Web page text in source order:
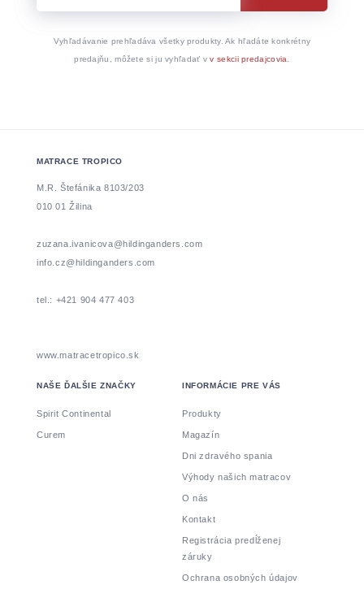
Vyhľadávanie prehľadáva všetky produkty. Ak hľadáte konkrétny
predajňu, môžete si ju vyhľadať vv sekcii predajcovia
MATRACE TROPICO
M.R. Štefánika 8103/203
010 01 Žilina
zuzana.ivanicova@hildinganders.com
info.cz@hildinganders.com
tel.: +421 904 477 403
www.matracetropico.sk
NAŠE ĎALŠIE ZNAČKY
Spirit Continental
Curem
INFORMÁCIE PRE VÁS
Produkty
Magazín
Dni zdravého spania
Výhody našich matracov
O nás
Kontakt
Registrácia predĺženej
záruky
Ochrana osobných údajov